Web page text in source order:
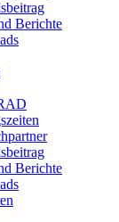
Berichte
Berichte